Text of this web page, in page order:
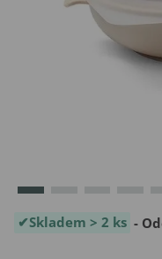
Skladem > 2 ks -